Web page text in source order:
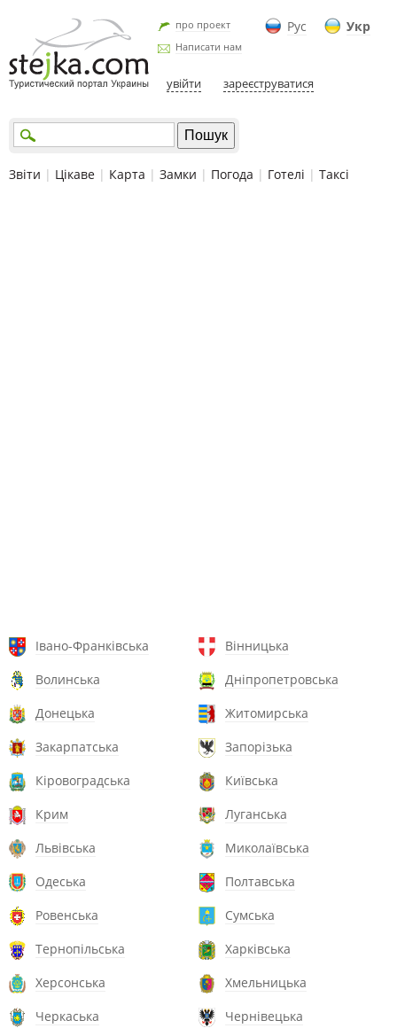
Рус Укр
про проект
Написати нам
увійти зареєструватися
Звіти | Цікаве | Карта | Замки | Погода | Готелі | Таксі
Івано-Франківська
Вінницька
Волинська
Дніпропетровська
Донецька
Житомирська
Закарпатська
Запорізька
Кіровоградська
Київська
Крим
Луганська
Львівська
Миколаївська
Одеська
Полтавська
Ровенська
Сумська
Тернопільська
Харківська
Херсонська
Хмельницька
Черкаська
Чернівецька